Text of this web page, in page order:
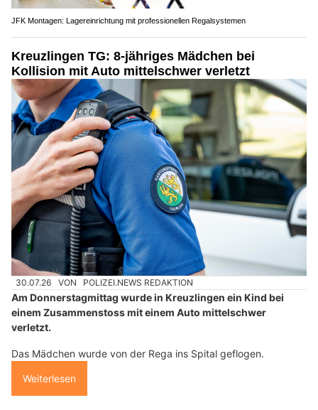
JFK Montagen: Lagereinrichtung mit professionellen Regalsystemen
Kreuzlingen TG: 8-jähriges Mädchen bei
Kollision mit Auto mittelschwer verletzt
30.07.26 VON POLIZEI.NEWS REDAKTION
Am Donnerstagmittag wurde in Kreuzlingen ein Kind bei
einem Zusammenstoss mit einem Auto mittelschwer
verletzt.
Das Mädchen wurde von der Rega ins Spital geflogen.
Weiterlesen